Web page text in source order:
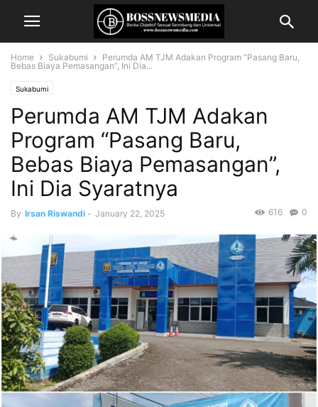
Home Sukabumi
Perumda AM TJM Adakan Program “Pasang Baru,
Bebas Biaya Pemasangan”, Ini Dia...
Sukabumi
Perumda AM TJM Adakan
Program “Pasang Baru,
Bebas Biaya Pemasangan”,
Ini Dia Syaratnya
By Irsan Riswandi - January 22, 2025 0
616